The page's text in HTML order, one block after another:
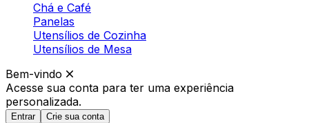
Chá e Café
Panelas
Utensílios de Cozinha
Utensílios de Mesa
Bem-vindo
Acesse sua conta para ter uma experiência
personalizada.
Entrar Crie sua conta